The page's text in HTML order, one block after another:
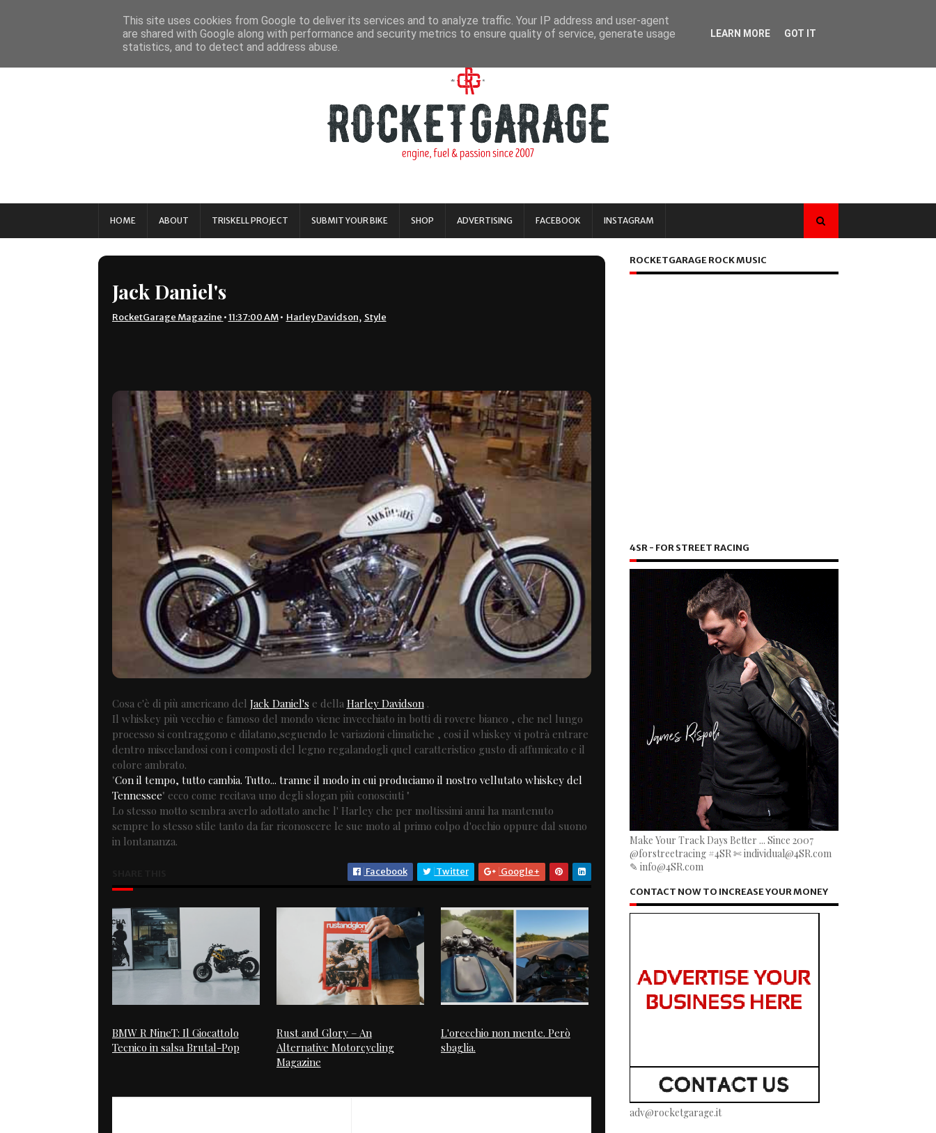
HOME ABOUT TRISKELL PROJECT SUBMIT YOUR BIKE SHOP ADVERTISING FACEBOOK INSTAGRAM
Jack Daniel's
RocketGarage Magazine •11:37:00 AM • Harley Davidson, Style
Cosa c'è di più americano del Jack Daniel's e della Harley Davidson.
Il whiskey più vecchio e famoso del mondo viene invecchiato in botti di rovere bianco , che nel lungo
processo si contraggono e dilatano,seguendo le variazioni climatiche , cosi il whiskey vi potrà entrare
dentro miscelandosi con i composti del legno regalandogli quel caratteristico gusto di affumicato e il
colore ambrato.
"Con il tempo, tutto cambia. Tutto... tranne il modo in cui produciamo il nostro vellutato whiskey del
Tennessee" ecco come recitava uno degli slogan più conosciuti "
Lo stesso motto sembra averlo adottato anche l' Harley che per moltissimi anni ha mantenuto
sempre lo stesso stile tanto da far riconoscere le sue moto al primo colpo d'occhio oppure dal suono
in lontananza.
Facebook Twitter Google+
BMW R NineT: Il Giocattolo
Tecnico in salsa Brutal-Pop
Rust and Glory – An
Alternative Motorcycling
Magazine
L'orecchio non mente. Però
sbaglia.
ROCKETGARAGE ROCK MUSIC
4SR - FOR STREET RACING
Make Your Track Days Better ... Since 2007
@forstreetracing #4SR ✄ individual@4SR.com
✎ info@4SR.com
CONTACT NOW TO INCREASE YOUR MONEY
adv@rocketgarage.it
This site uses cookies from Google to deliver its services and to analyze traffic. Your IP address and user-agent
are shared with Google along with performance and security metrics to ensure quality of service, generate usage
statistics, and to detect and address abuse.
LEARN MORE GOT IT